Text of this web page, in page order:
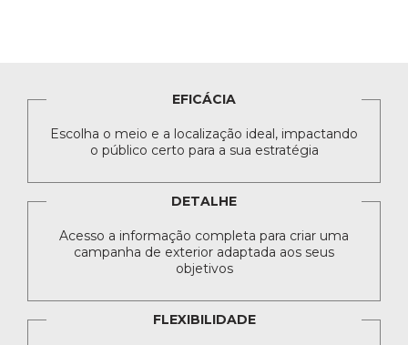
EFICÁCIA
Escolha o meio e a localização ideal, impactando
o público certo para a sua estratégia
DETALHE
Acesso a informação completa para criar uma
campanha de exterior adaptada aos seus
objetivos
FLEXIBILIDADE